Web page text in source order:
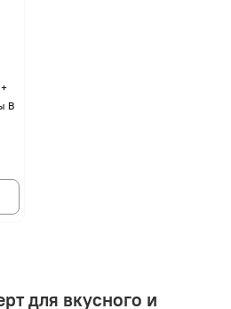
В
для вкусного и